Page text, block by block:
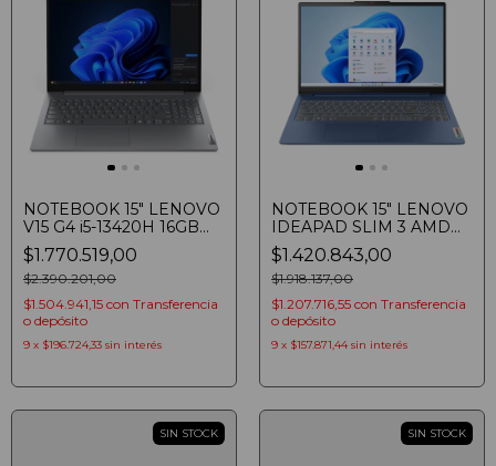
NOTEBOOK 15" LENOVO
V15 G4 i5-13420H 16GB
SSD 512GB FULLHD WIN
11 IRON GREY
$1.770.519,00
$2.390.201,00
$1.504.941,15 con Transferencia
o depósito
9 x $196.724,33 sin interés
NOTEBOOK 15" LENOVO
IDEAPAD SLIM 3 AMD
RYZEN 5 7520U 16GB
SSD 512GB FHD ABYSS
BLUE
$1.420.843,00
$1.918.137,00
$1.207.716,55 con Transferencia
o depósito
9 x $157.871,44 sin interés
SIN STOCK SIN STOCK